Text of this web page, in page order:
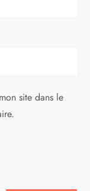
site dans le